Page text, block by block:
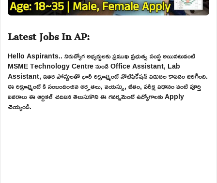
Latest Jobs In AP:
Hello Aspirants.. నిరుద్యోగ అభ్యర్థులకు ప్రముఖ ప్రభుత్వ సంస్థ అయినటువంటి
MSME Technology Centre నుండి Office Assistant, Lab
Assistant, ఇతర పోస్టులతో భారీ రిక్రూట్మెంట్ నోటిఫికేషన్ విడుదల కావడం జరిగింది.
ఈ రిక్రూట్మెంట్ కి సంబందించిన అర్హతలు, వయస్సు, జీతం, పరీక్ష విధానం వంటి పూర్తి
వివరాలు ఈ ఆర్టికల్ చదివిన తెలుసుకొని ఈ గవర్నమెంట్ ఉద్యోగాలకు Apply
చెయ్యండి.